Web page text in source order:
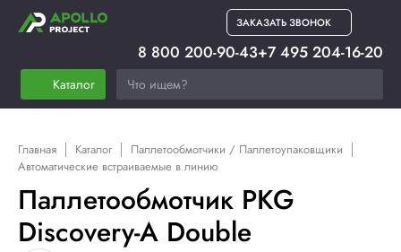
ЗАКАЗАТЬ ЗВОНОК
Каталог
8 800 200-90-43+7 495 204-16-20
Главная Каталог
Паллетообмотчики / Паллетоупаковщики
Автоматические встраиваемые в линию
Паллетообмотчик PKG
Discovery-A Double